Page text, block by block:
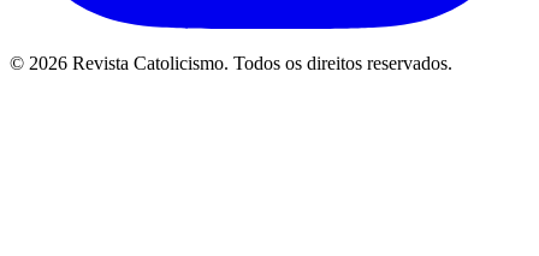
© 2026 Revista Catolicismo. Todos os direitos reservados.